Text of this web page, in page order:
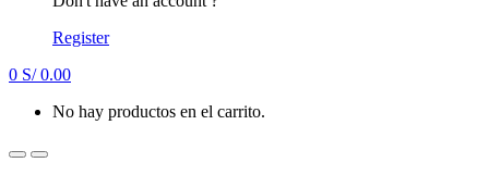
Register
0 S/0.00
No hay productos en el carrito.